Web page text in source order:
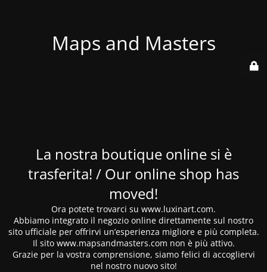
Maps and Masters
La nostra boutique online si è
trasferita! / Our online shop has
moved!
Ora potete trovarci su www.luxinart.com.
Abbiamo integrato il negozio online direttamente sul nostro
sito ufficiale per offrirvi un’esperienza migliore e più completa.
Il sito www.mapsandmasters.com non è più attivo.
Grazie per la vostra comprensione, siamo felici di accogliervi
nel nostro nuovo sito!